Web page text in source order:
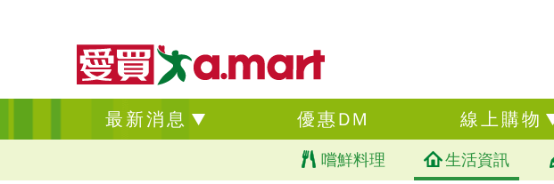
最新消息 優惠DM 線上購物
嚐鮮料理 生活資訊